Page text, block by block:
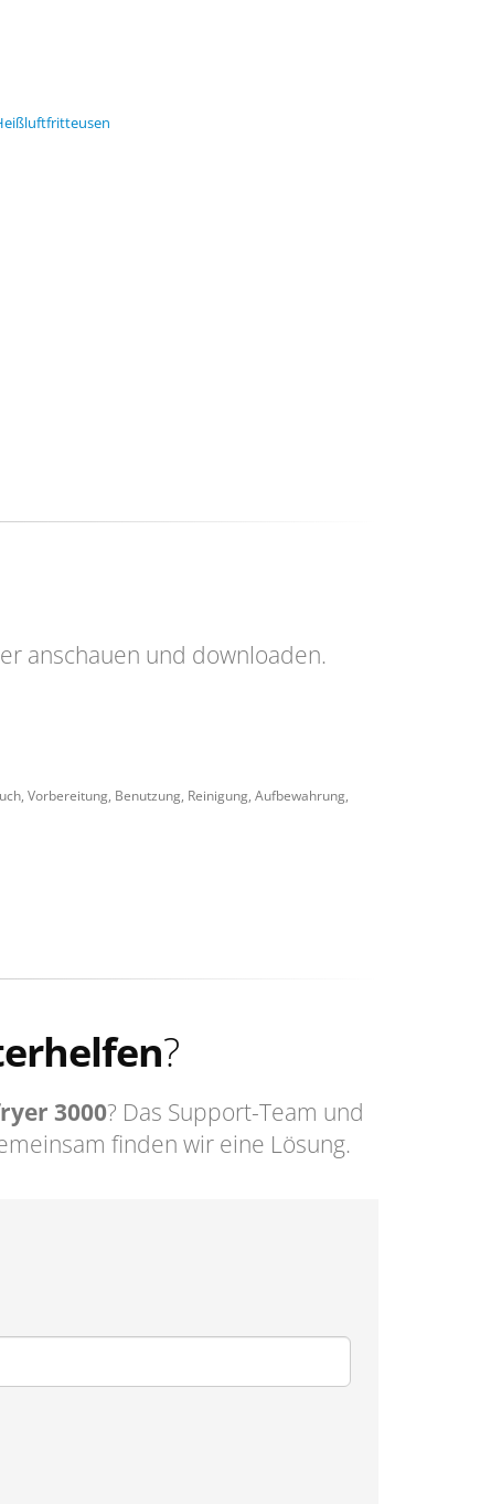
anschauen und downloaden.
Vorbereitung, Benutzung, Reinigung, Aufbewahrung,
?
3000? Das Support-Team und
finden wir eine Lösung.